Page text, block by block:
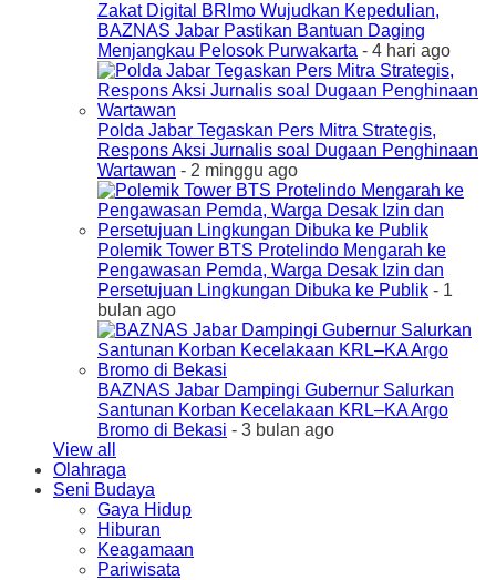
Zakat Digital BRImo Wujudkan Kepedulian,
BAZNAS Jabar Pastikan Bantuan Daging
Menjangkau Pelosok Purwakarta - 4 hari ago
Polda Jabar Tegaskan Pers Mitra Strategis,
Respons Aksi Jurnalis soal Dugaan Penghinaan
Wartawan - 2 minggu ago
Polemik Tower BTS Protelindo Mengarah ke
Pengawasan Pemda, Warga Desak Izin dan
Persetujuan Lingkungan Dibuka ke Publik - 1
bulan ago
BAZNAS Jabar Dampingi Gubernur Salurkan
Santunan Korban Kecelakaan KRL–KA Argo
Bromo di Bekasi - 3 bulan ago
View all
Olahraga
Seni Budaya
Gaya Hidup
Hiburan
Keagamaan
Pariwisata